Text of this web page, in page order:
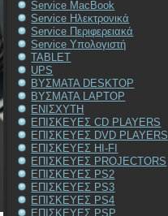
Service MacBook
Service Ηλεκτρονικά
Service Περιφερειακά
Service Υπολογιστή
TABLET
UPS
ΒΥΣΜΑΤΑ DESKTOP
ΒΥΣΜΑΤΑ LAPTOP
ΕΝΙΣΧΥΤΗ
ΕΠΙΣΚΕΥΕΣ CD PLAYERS
ΕΠΙΣΚΕΥΕΣ DVD PLAYERS
ΕΠΙΣΚΕΥΕΣ HI-FI
ΕΠΙΣΚΕΥΕΣ PROJECTORS
ΕΠΙΣΚΕΥΕΣ PS2
ΕΠΙΣΚΕΥΕΣ PS3
ΕΠΙΣΚΕΥΕΣ PS4
ΕΠΙΣΚΕΥΕΣ PSP